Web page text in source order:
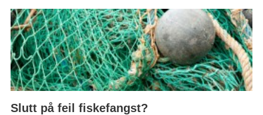
Slutt på feil fiskefangst?